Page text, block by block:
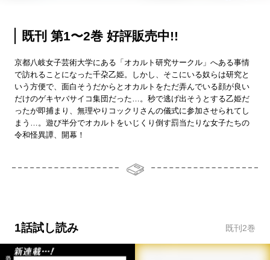
既刊 第1〜2巻 好評販売中!!
京都八岐女子芸術大学にある「オカルト研究サークル」へある事情
で訪れることになった千朶乙姫。しかし、そこにいる奴らは研究と
いう方便で、面白そうだからとオカルトをただ弄んでいる顔が良い
だけのゲキヤバサイコ集団だった…。秒で逃げ出そうとする乙姫だ
ったが即捕まり、無理やりコックリさんの儀式に参加させられてし
まう…。遊び半分でオカルトをいじくり倒す罰当たりな女子たちの
令和怪異譚、開幕！
1話試し読み 既刊 2巻